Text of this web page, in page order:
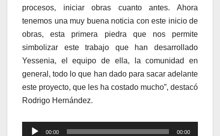
procesos, iniciar obras cuanto antes. Ahora
tenemos una muy buena noticia con este inicio de
obras, esta primera piedra que nos permite
simbolizar este trabajo que han desarrollado
Yessenia, el equipo de ella, la comunidad en
general, todo lo que han dado para sacar adelante
este proyecto, que les ha costado mucho”, destacó
Rodrigo Hernández.
Reproductor
00:00 00:00